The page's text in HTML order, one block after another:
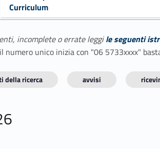
Curriculum
incomplete o errate leggile seguenti
numero unico inizia con "06 5733xxxx"
della ricerca avvisi